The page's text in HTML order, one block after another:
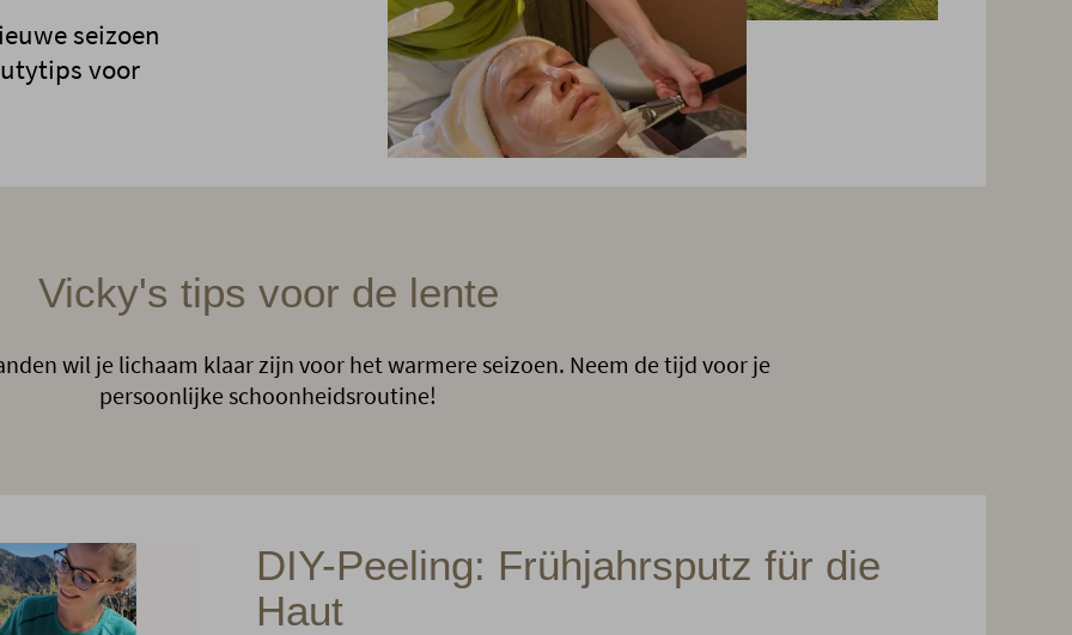
seizoen
voor
Vicky's tips voor de lente
wil je lichaam klaar zijn voor het warmere seizoen. Neem de tijd voor je
persoonlijke schoonheidsroutine!
DIY-Peeling: Frühjahrsputz für die
Haut